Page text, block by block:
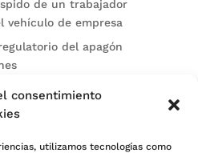
consentimiento
utilizamos tecnologías como
de un trabajador
vehículo de empresa
del apagón
de la CNMV a Soltec y